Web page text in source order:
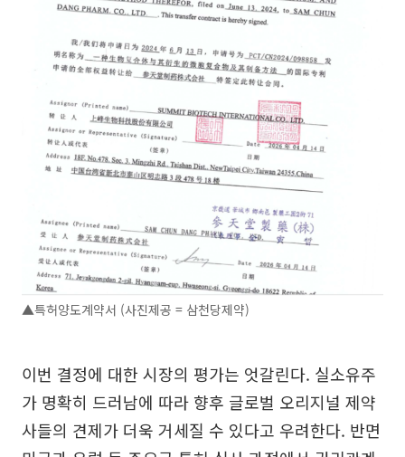
▲특허양도계약서 (사진제공 = 삼천당제약)
이번 결정에 대한 시장의 평가는 엇갈린다. 실소유주
가 명확히 드러남에 따라 향후 글로벌 오리지널 제약
사들의 견제가 더욱 거세질 수 있다고 우려한다. 반면